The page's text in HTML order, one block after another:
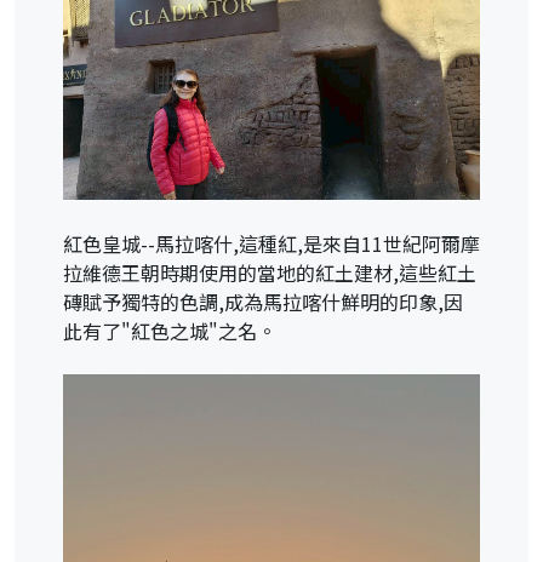
紅色皇城--馬拉喀什,這種紅,是來自11世紀阿爾摩
拉維德王朝時期使用的當地的紅土建材,這些紅土
磚賦予獨特的色調,成為馬拉喀什鮮明的印象,因
此有了"紅色之城"之名。